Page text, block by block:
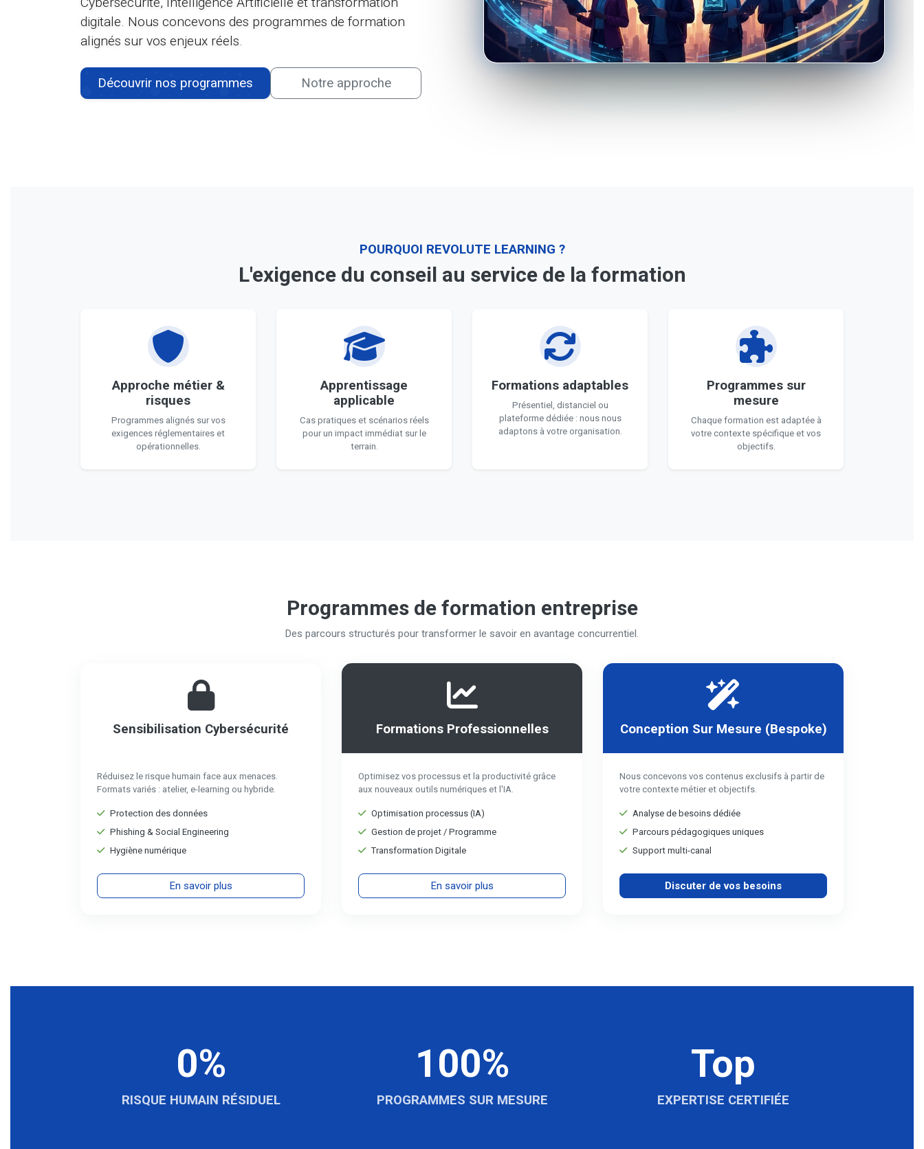
digitale. Nous concevons des programmes de formation
alignés sur vos enjeux réels.
Découvrir nos programmes Notre approche
POURQUOI REVOLUTE LEARNING ?
L'exigence du conseil au service de la formation
Approche métier &
risques
Programmes alignés sur vos
exigences réglementaires et
opérationnelles.
Apprentissage
applicable
Cas pratiques et scénarios réels
pour un impact immédiat sur le
terrain.
Formations adaptables
Présentiel, distanciel ou
plateforme dédiée : nous nous
adaptons à votre organisation.
Programmes sur
mesure
Chaque formation est adaptée à
votre contexte spécifique et vos
objectifs.
Programmes de formation entreprise
Des parcours structurés pour transformer le savoir en avantage concurrentiel.
Sensibilisation Cybersécurité
Réduisez le risque humain face aux menaces.
Formats variés : atelier, e-learning ou hybride.
Protection des données
Phishing & Social Engineering
Hygiène numérique
En savoir plus
Formations Professionnelles
Optimisez vos processus et la productivité grâce
aux nouveaux outils numériques et l'IA.
Optimisation processus (IA)
Gestion de projet / Programme
Transformation Digitale
En savoir plus
Conception Sur Mesure (Bespoke)
Nous concevons vos contenus exclusifs à partir de
votre contexte métier et objectifs.
Analyse de besoins dédiée
Parcours pédagogiques uniques
Support multi-canal
Discuter de vos besoins
0%
RISQUE HUMAIN RÉSIDUEL
100%
PROGRAMMES SUR MESURE
Top
EXPERTISE CERTIFIÉE